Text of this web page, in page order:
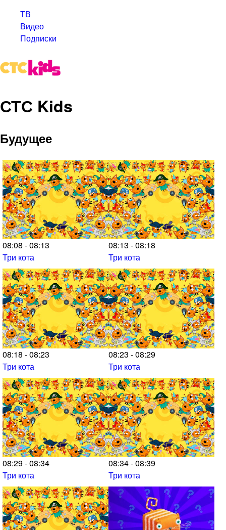
ТВ
Видео
Подписки
СТС Kids
Будущее
08:08 - 08:13
Три кота
08:13 - 08:18
Три кота
08:18 - 08:23
Три кота
08:23 - 08:29
Три кота
08:29 - 08:34
Три кота
08:34 - 08:39
Три кота